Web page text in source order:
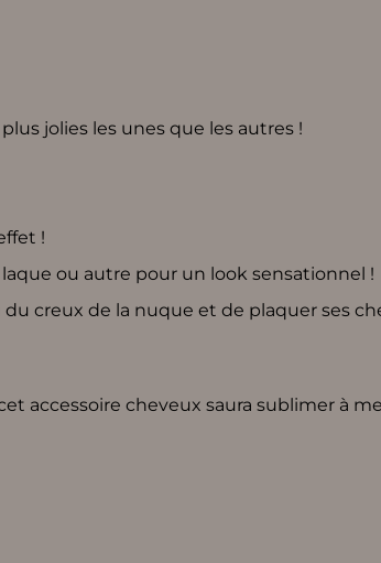
jolies les unes que les autres !
!
ou autre pour un look sensationnel !
creux de la nuque et de plaquer ses
accessoire cheveux saura sublimer à